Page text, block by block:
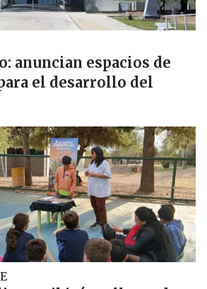
anuncian espacios de
el desarrollo del